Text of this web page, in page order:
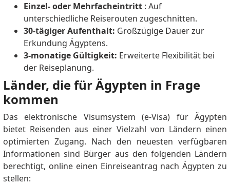
Einzel- oder Mehrfacheintritt: Auf
unterschiedliche Reiserouten zugeschnitten.
30-tägiger Aufenthalt: Großzügige Dauer zur
Erkundung Ägyptens.
3-monatige Gültigkeit: Erweiterte Flexibilität bei
der Reiseplanung.
Länder, die für Ägypten in Frage
kommen
Das elektronische Visumsystem (e-Visa) für Ägypten
bietet Reisenden aus einer Vielzahl von Ländern einen
optimierten Zugang. Nach den neuesten verfügbaren
Informationen sind Bürger aus den folgenden Ländern
berechtigt, online einen Einreiseantrag nach Ägypten zu
stellen: